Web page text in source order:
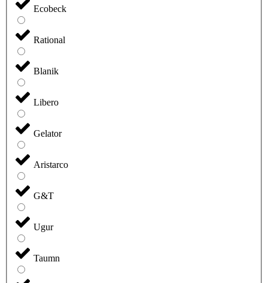
Ecobeck
Rational
Blanik
Libero
Gelator
Aristarco
G&T
Ugur
Taumn